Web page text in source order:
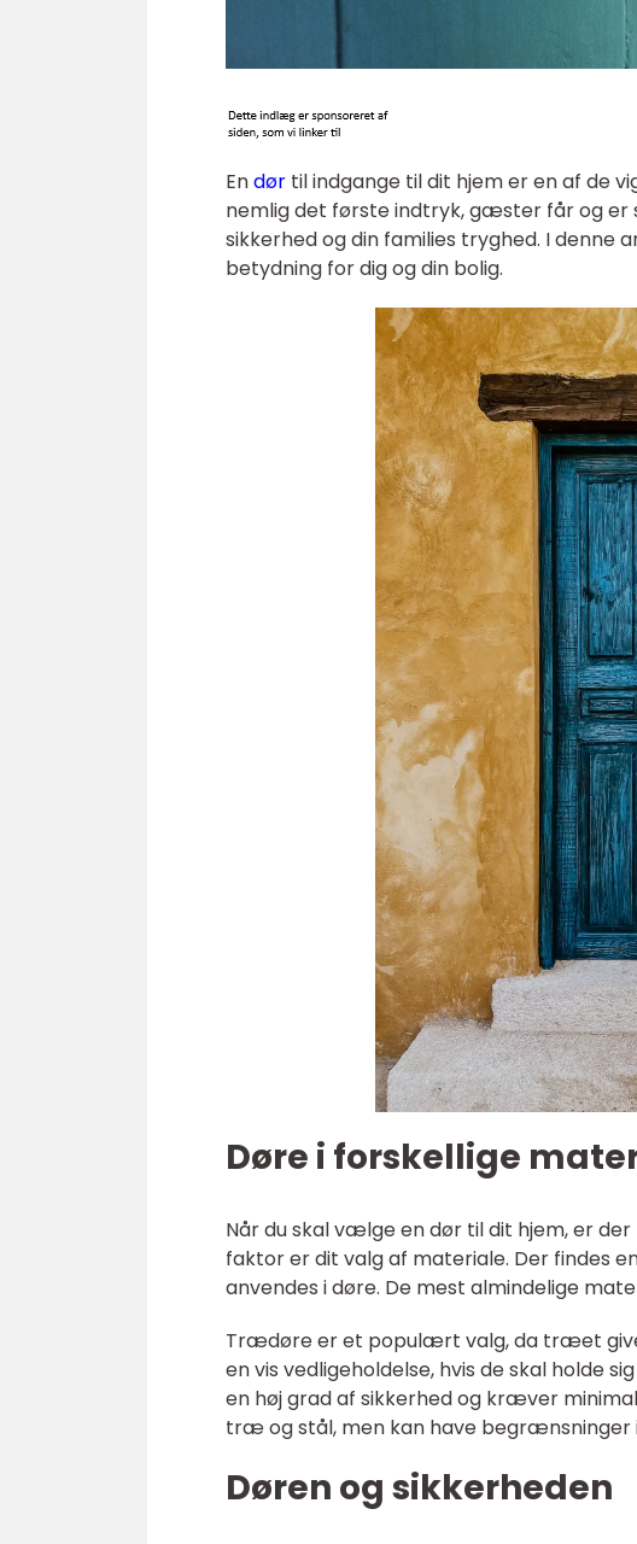
Endør til indgange til dit hjem er en af de
nemlig det første indtryk, gæster får og er
sikkerhed og din families tryghed. I denne
betydning for dig og din bolig.
Døre i forskellige
Når du skal vælge en dør til dit hjem, er
faktor er dit valg af materiale. Der findes
anvendes i døre. De mest almindelige
Trædøre er et populært valg, da træet
en vis vedligeholdelse, hvis de skal holde
en høj grad af sikkerhed og kræver
træ og stål, men kan have begrænsninger
Døren og sikkerheden